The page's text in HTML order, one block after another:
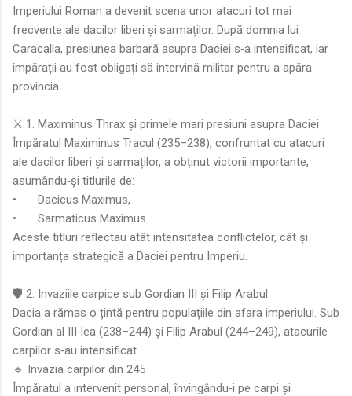
Imperiului Roman a devenit scena unor atacuri tot mai
frecvente ale dacilor liberi și sarmaților. După domnia lui
Caracalla, presiunea barbară asupra Daciei s‑a intensificat, iar
împărații au fost obligați să intervină militar pentru a apăra
provincia.
⚔️ 1. Maximinus Thrax și primele mari presiuni asupra Daciei
Împăratul Maximinus Tracul (235–238), confruntat cu atacuri
ale dacilor liberi și sarmaților, a obținut victorii importante,
asumându‑și titlurile de:
•
Dacicus Maximus,
•
Sarmaticus Maximus.
Aceste titluri reflectau atât intensitatea conflictelor, cât și
importanța strategică a Daciei pentru Imperiu.
🛡️ 2. Invaziile carpice sub Gordian III și Filip Arabul
Dacia a rămas o țintă pentru populațiile din afara imperiului. Sub
Gordian al III‑lea (238–244) și Filip Arabul (244–249), atacurile
carpilor s‑au intensificat.
🔹 Invazia carpilor din 245
Împăratul a intervenit personal, învingându‑i pe carpi și